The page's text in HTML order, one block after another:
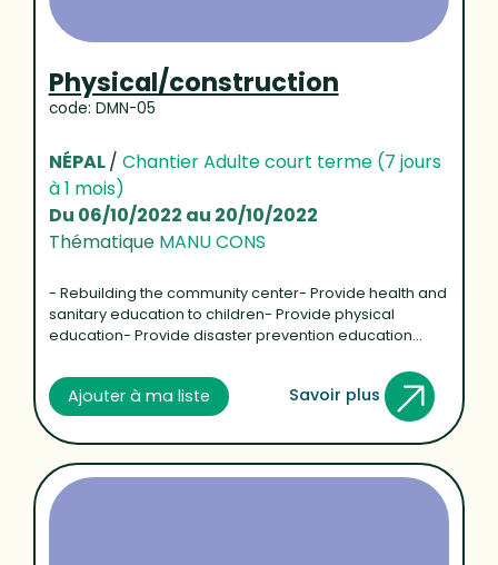
Physical/construction
code: DMN-05
NÉPAL/ Chantier Adulte court terme (7 jours
à 1 mois)
Du 06/10/2022 au 20/10/2022
Thématique MANU CONS
- Rebuilding the community center- Provide health and
sanitary education to children- Provide physical
education- Provide disaster prevention education...
Ajouter à ma liste Savoir plus